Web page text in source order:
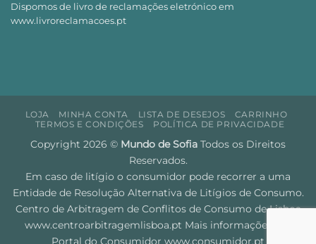
Dispomos de livro de reclamações eletrónico em
www.livroreclamacoes.pt
LOJA MINHA CONTA LISTA DE DESEJOS
CARRINHO
TERMOS E CONDIÇÕES
POLÍTICA DE PRIVACIDADE
Copyright 2026 © Mundo de Sofia Todos os Direitos
Reservados.
Em caso de litígio o consumidor pode recorrer a uma
Entidade de Resolução Alternativa de Litígios de Consumo.
Centro de Arbitragem de Conflitos de Consumo de Lisboa
www.centroarbitragemlisboa.pt Mais informações em
Portal do Consumidor www.consumidor.pt